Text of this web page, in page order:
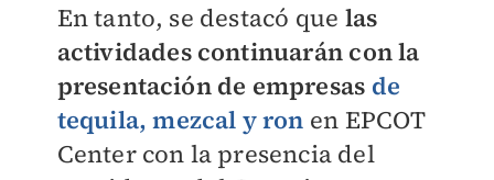
En tanto, se destacó que las
actividades continuarán con la
presentación de empresas de
tequila, mezcal y ron en EPCOT
Center con la presencia del